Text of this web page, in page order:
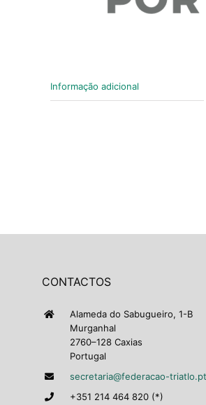
Informação adicional
CONTACTOS
Alameda do Sabugueiro, 1-B
Murganhal
2760–128 Caxias
Portugal
secretaria@federacao-triatlo.pt
+351 214 464 820 (*)